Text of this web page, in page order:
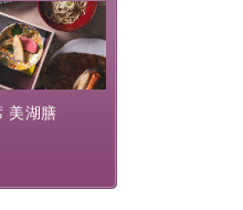
ニューアルで大きな窓を
花火の美景をご堪能いた
分の外で五感に響く迫力
美湖膳
地で特別を
長・神原 裕
作和会席で
の幸...